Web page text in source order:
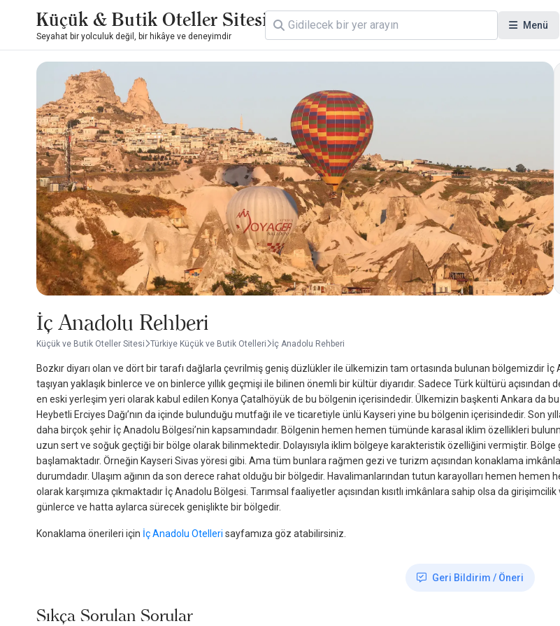
Küçük & Butik Oteller Sitesi
Seyahat bir yolculuk değil, bir hikâye ve deneyimdir
Menü
İç Anadolu Rehberi
Küçük ve Butik Oteller Sitesi Türkiye Küçük ve Butik Otelleri İç Anadolu Rehberi
Bozkır diyarı olan ve dört bir tarafı dağlarla çevrilmiş geniş düzlükler ile ülkemizin tam ortasında bulunan bölgemizdir
taşıyan yaklaşık binlerce ve on binlerce yıllık geçmişi ile bilinen önemli bir kültür diyarıdır. Sadece Türk kültürü
en eski yerleşim yeri olarak kabul edilen Konya Çatalhöyük de bu bölgenin içerisindedir. Ülkemizin başkenti Ankara da
Heybetli Erciyes Dağı’nın da içinde bulunduğu mutfağı ile ve ticaretiyle ünlü Kayseri yine bu bölgenin içerisindedir. Son
daha birçok şehir İç Anadolu Bölgesi’nin kapsamındadır. Bölgenin hemen hemen tümünde karasal iklim özellikleri
uzun sert ve soğuk geçtiği bir bölge olarak bilinmektedir. Dolayısıyla iklim bölgeye karakteristik özelliğini vermiştir.
başlamaktadır. Örneğin Kayseri Sivas yöresi gibi. Ama tüm bunlara rağmen gezi ve turizm açısından konaklama
durumdadır. Ulaşım ağının da son derece rahat olduğu bir bölgedir. Havalimanlarından tutun karayolları hemen
olarak karşımıza çıkmaktadır İç Anadolu Bölgesi. Tarımsal faaliyetler açısından kısıtlı imkânlara sahip olsa da
günlerce ve hatta aylarca sürecek genişlikte bir bölgedir.
Konaklama önerileri için İç Anadolu Otelleri sayfamıza göz atabilirsiniz.
Geri Bildirim / Öneri
Sıkça Sorulan Sorular